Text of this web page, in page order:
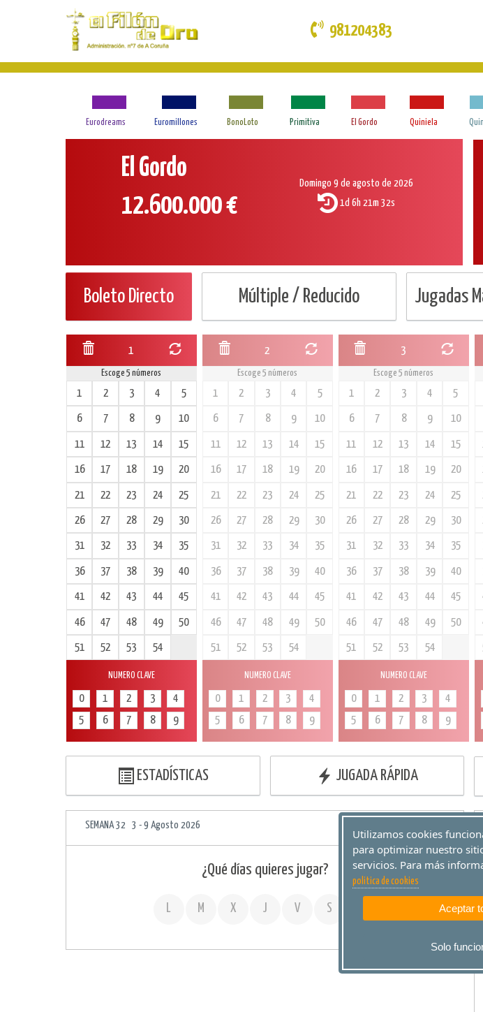
981204383
Eurodreams Euromillones BonoLoto Primitiva El Gordo Quiniela
El Gordo
12.600.000 €
Domingo 9 de agosto de 2026
1d 6h 21m 31s
Boleto Directo Múltiple / Reducido Jugadas
1
Escoge 5 números
1 2 3 4 5
6 7 8 9 10
11 12 13 14 15
16 17 18 19 20
21 22 23 24 25
26 27 28 29 30
31 32 33 34 35
36 37 38 39 40
41 42 43 44 45
46 47 48 49 50
51 52 53 54
NUMERO CLAVE
0 1 2 3
4
5
6 7 8 9
2
Escoge 5 números
1 2 3 4 5
6 7 8 9 10
11 12 13 14 15
16 17 18 19 20
21 22 23 24 25
26 27 28 29 30
31 32 33 34 35
36 37 38 39 40
41 42 43 44 45
46 47 48 49 50
51 52 53 54
NUMERO CLAVE
0 1 2 3
4
5
6 7 8 9
3
Escoge 5 números
1 2 3 4 5
6 7 8 9 10
11 12 13 14 15
16 17 18 19 20
21 22 23 24 25
26 27 28 29 30
31 32 33 34 35
36 37 38 39 40
41 42 43 44 45
46 47 48 49 50
51 52 53 54
NUMERO CLAVE
0 1 2 3
4
5
6 7 8 9
ESTADÍSTICAS JUGADA RÁPIDA
SEMANA 32 3 - 9 Agosto 2026
¿Qué días quieres jugar?
L M X J V S
Utilizamos cookies
para optimizar nuestro
servicios. Para más
politica de cookies
Aceptar
Solo